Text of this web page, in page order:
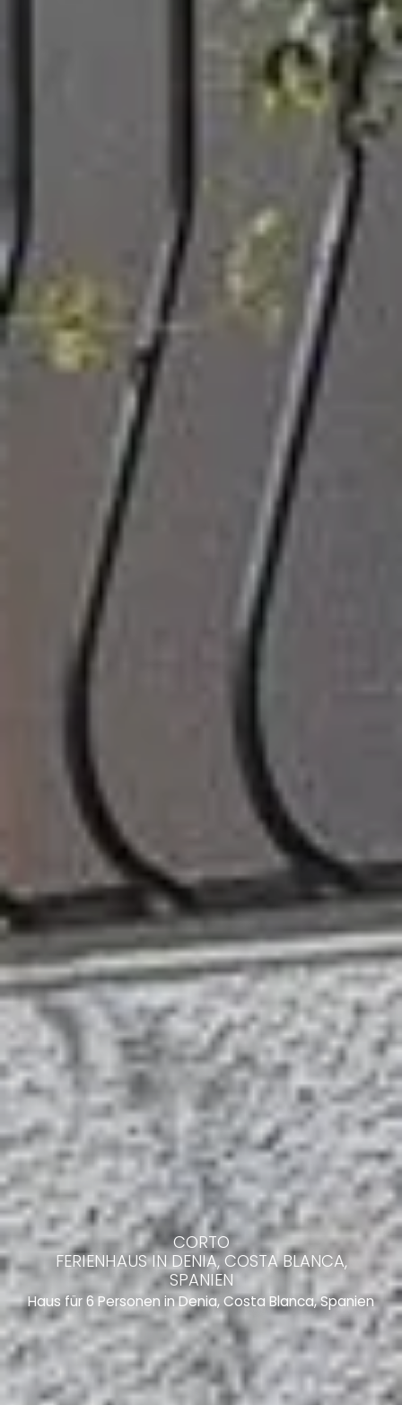
CORTO
FERIENHAUS IN DENIA, COSTA BLANCA,
SPANIEN
Haus für 6 Personen in Denia, Costa Blanca, Spanien